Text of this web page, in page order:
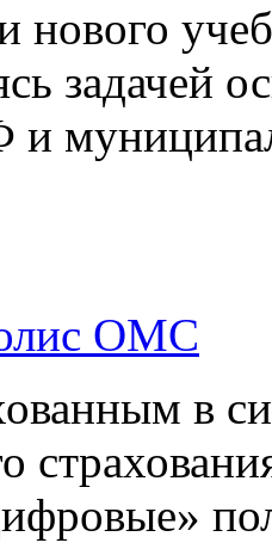
нового
задачей
и
ОМС
в